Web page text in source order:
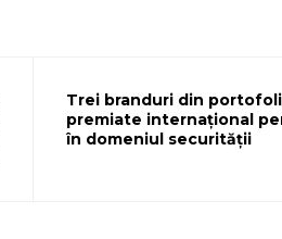
Trei branduri din
premiate internațional
în domeniul securității